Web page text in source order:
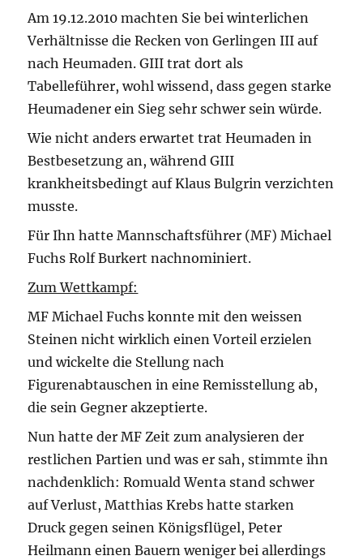
Am 19.12.2010 machten Sie bei winterlichen
Verhältnisse die Recken von Gerlingen III auf
nach Heumaden. GIII trat dort als
Tabelleführer, wohl wissend, dass gegen starke
Heumadener ein Sieg sehr schwer sein würde.
Wie nicht anders erwartet trat Heumaden in
Bestbesetzung an, während GIII
krankheitsbedingt auf Klaus Bulgrin verzichten
musste.
Für Ihn hatte Mannschaftsführer (MF) Michael
Fuchs Rolf Burkert nachnominiert.
Zum Wettkampf:
MF Michael Fuchs konnte mit den weissen
Steinen nicht wirklich einen Vorteil erzielen
und wickelte die Stellung nach
Figurenabtauschen in eine Remisstellung ab,
die sein Gegner akzeptierte.
Nun hatte der MF Zeit zum analysieren der
restlichen Partien und was er sah, stimmte ihn
nachdenklich: Romuald Wenta stand schwer
auf Verlust, Matthias Krebs hatte starken
Druck gegen seinen Königsflügel, Peter
Heilmann einen Bauern weniger bei allerdings